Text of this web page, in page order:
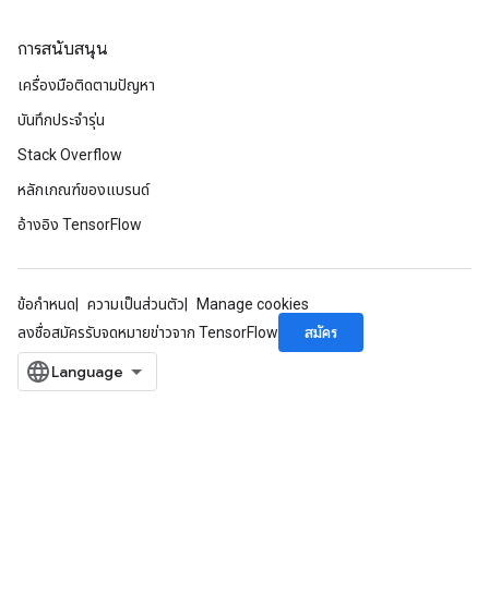
การสนับสนุน
เครื่องมือติดตามปัญหา
บันทึกประจำรุ่น
Stack Overflow
หลักเกณฑ์ของแบรนด์
อ้างอิง TensorFlow
ข้อกำหนด ความเป็นส่วนตัว
Manage cookies
ลงชื่อสมัครรับจดหมายข่าวจาก TensorFlow
สมัคร